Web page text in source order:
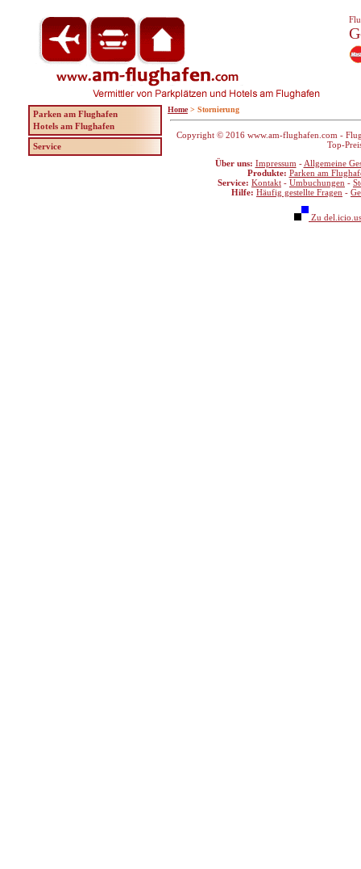
Copyright © 2016 www.am-flughafen.com -
Top-
Über uns: Impressum - Allgemeine
Produkte: Parken am
Service: Kontakt - Umbuchungen -
Hilfe: Häufig gestellte Fragen -
Zu
Parken am Flughafen
Hotels am Flughafen
Service
Home > Stornierung